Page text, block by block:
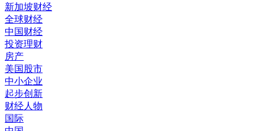
新加坡财经
全球财经
中国财经
投资理财
房产
美国股市
中小企业
起步创新
财经人物
国际